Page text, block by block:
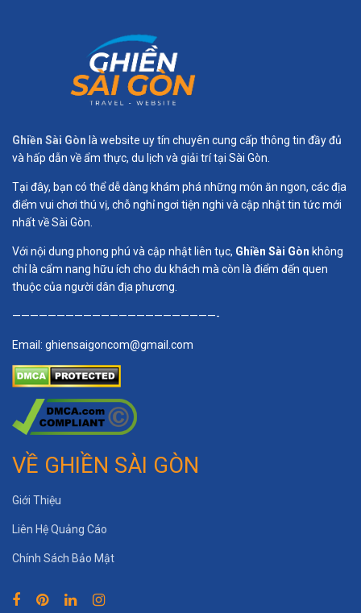
Ghiền Sài Gòn là website uy tín chuyên cung cấp thông tin đầy đủ
và hấp dẫn về ẩm thực, du lịch và giải trí tại Sài Gòn.
Tại đây, bạn có thể dễ dàng khám phá những món ăn ngon, các địa
điểm vui chơi thú vị, chỗ nghỉ ngơi tiện nghi và cập nhật tin tức mới
nhất về Sài Gòn.
Với nội dung phong phú và cập nhật liên tục, Ghiền Sài Gòn không
chỉ là cẩm nang hữu ích cho du khách mà còn là điểm đến quen
thuộc của người dân địa phương.
———————————————————————-
Email: ghiensaigoncom@gmail.com
VỀ GHIỀN SÀI GÒN
Giới Thiệu
Liên Hệ Quảng Cáo
Chính Sách Bảo Mật